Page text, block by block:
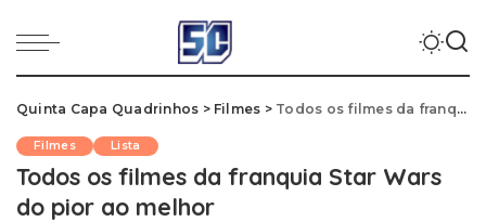
Quinta Capa Quadrinhos > Filmes > Todos os filmes da franquia Star Wars do pior ao melhor
Filmes Lista
Todos os filmes da franquia Star Wars
do pior ao melhor